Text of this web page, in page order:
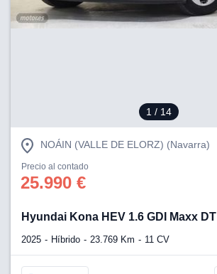
1 / 14
NOÁIN (VALLE DE ELORZ) (Navarra)
Precio al contado
25.990 €
Hyundai Kona HEV 1.6 GDI Maxx DT
2025 Híbrido 23.769 Km 11 CV